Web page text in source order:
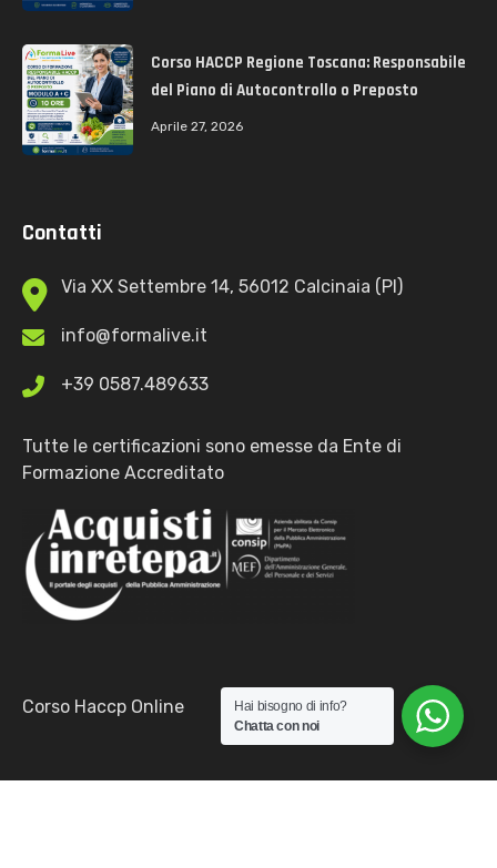
Corso HACCP Regione Toscana: Responsabile
del Piano di Autocontrollo o Preposto
Aprile 27, 2026
Contatti
Via XX Settembre 14, 56012 Calcinaia (PI)
info@formalive.it
+39 0587.489633
Tutte le certificazioni sono emesse da Ente di
Formazione Accreditato
Corso Haccp Online
Hai bisogno di info?
Chatta con noi